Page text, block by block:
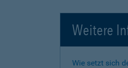
Weitere
Wie setzt sich